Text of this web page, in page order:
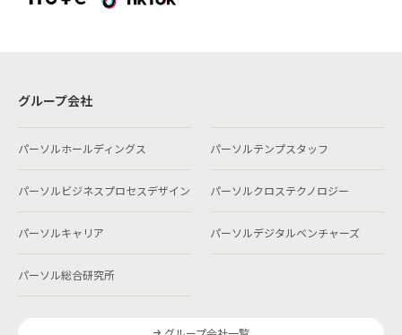
グループ会社
パーソルホールディングス パーソルテンプスタッフ
パーソルビジネスプロセスデザイン パーソルクロステクノロジー
パーソルキャリア パーソルデジタルベンチャーズ
パーソル総合研究所